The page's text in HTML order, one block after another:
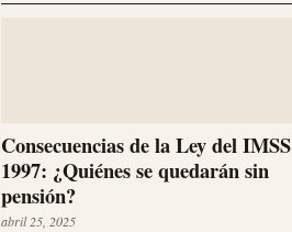
Consecuencias de la Ley del IMSS
1997: ¿Quiénes se quedarán sin
pensión?
abril 25, 2025